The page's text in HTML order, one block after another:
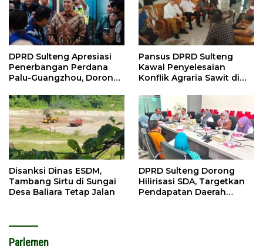
DPRD Sulteng Apresiasi
Penerbangan Perdana
Palu-Guangzhou, Dorong
Pansus DPRD Sulteng
Kawal Penyelesaian
Konflik Agraria Sawit di
Disanksi Dinas ESDM,
Tambang Sirtu di Sungai
Desa Baliara Tetap Jalan
DPRD Sulteng Dorong
Hilirisasi SDA, Targetkan
Pendapatan Daerah
Parlemen